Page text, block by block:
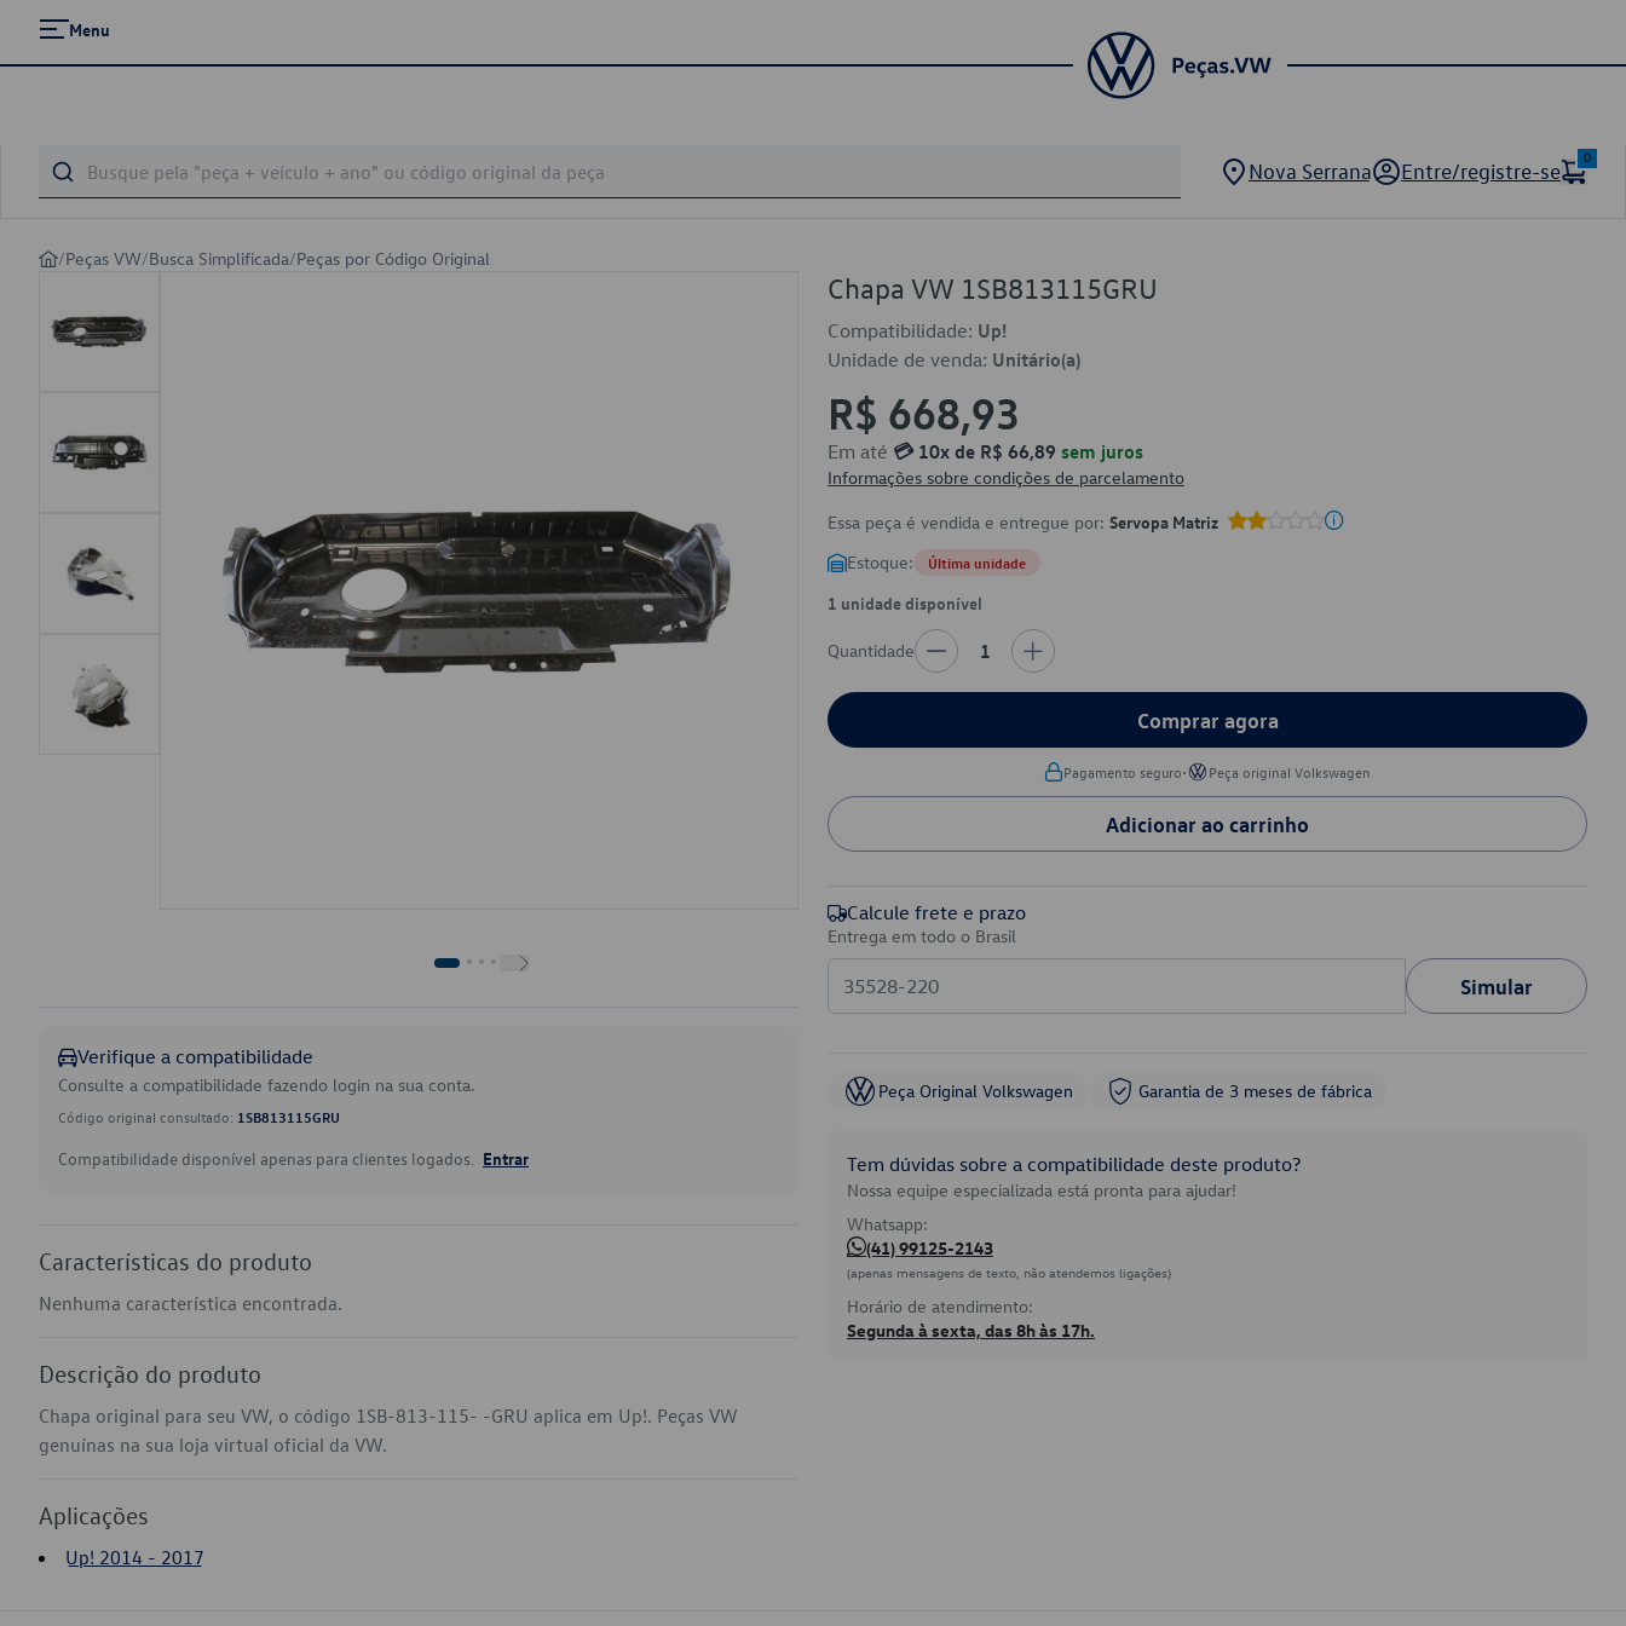
Menu
Nova Serrana Entre/registre-se
0
/Peças VW/Busca Simplificada/Peças por Código Original
Verifique a compatibilidade
Consulte a compatibilidade fazendo login na sua conta.
Código original consultado: 1SB813115GRU
Compatibilidade disponível apenas para clientes logados. Entrar
Características do produto
Nenhuma característica encontrada.
Descrição do produto
Chapa original para seu VW, o código 1SB-813-115- -GRU aplica em Up!. Peças VW
genuínas na sua loja virtual oficial da VW.
Aplicações
Up! 2014 - 2017
Chapa VW 1SB813115GRU
Compatibilidade: Up!
Unidade de venda: Unitário(a)
R$ 668,93
Em até 💳 10x de R$ 66,89 sem juros
Informações sobre condições de parcelamento
Essa peça é vendida e entregue por: Servopa Matriz
Estoque: Última unidade
1 unidade disponível
Quantidade 1
Comprar agora
Pagamento seguro• Peça original Volkswagen
Adicionar ao carrinho
Calcule frete e prazo
Entrega em todo o Brasil
Simular
Peça Original Volkswagen Garantia de 3 meses de fábrica
Tem dúvidas sobre a compatibilidade deste produto?
Nossa equipe especializada está pronta para ajudar!
Whatsapp:
(41) 99125-2143
(apenas mensagens de texto, não atendemos ligações)
Horário de atendimento:
Segunda à sexta, das 8h às 17h.